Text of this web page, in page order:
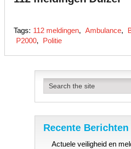
Tags: 112 meldingen, Ambulance,
P2000, Politie
Recente Berichten
Actuele veiligheid en